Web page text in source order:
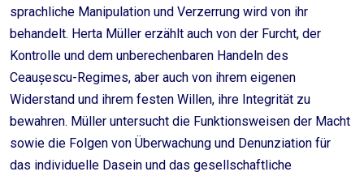
sprachliche Manipulation und Verzerrung wird von ihr
behandelt. Herta Müller erzählt auch von der Furcht, der
Kontrolle und dem unberechenbaren Handeln des
Ceaușescu-Regimes, aber auch von ihrem eigenen
Widerstand und ihrem festen Willen, ihre Integrität zu
bewahren. Müller untersucht die Funktionsweisen der Macht
sowie die Folgen von Überwachung und Denunziation für
das individuelle Dasein und das gesellschaftliche